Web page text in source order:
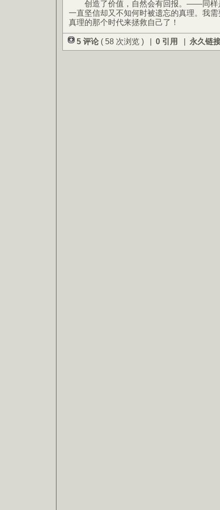
创造了价值，自然会有回报。——同样
一直坚信却又不知何时被遗忘的真理。我
真理的那个时代来拯救自己了！
5 评论 ( 58 次浏览 ) | 0 引用 | 永久链